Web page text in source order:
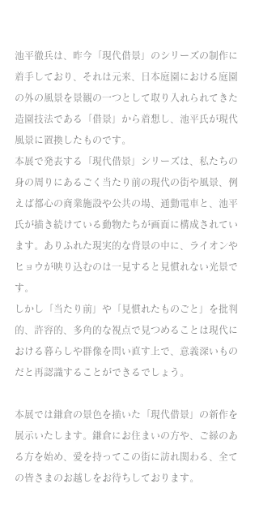
池平徹兵は、昨今「現代借景」のシリーズの制作に
着手しており、それは元来、日本庭園における庭園
の外の風景を景観の一つとして取り入れられてきた
造園技法である「借景」から着想し、池平氏が現代
風景に置換したものです。
本展で発表する「現代借景」シリーズは、私たちの
身の周りにあるごく当たり前の現代の街や風景、例
えば都心の商業施設や公共の場、通勤電車と、池平
氏が描き続けている動物たちが画面に構成されてい
ます。ありふれた現実的な背景の中に、ライオンや
ヒョウが映り込むのは一見すると見慣れない光景で
す。
しかし「当たり前」や「見慣れたものごと」を批判
的、許容的、多角的な視点で見つめることは現代に
おける暮らしや群像を問い直す上で、意義深いもの
だと再認識することができるでしょう。
本展では鎌倉の景色を描いた「現代借景」の新作を
展示いたします。鎌倉にお住まいの方や、ご縁のあ
る方を始め、愛を持ってこの街に訪れ関わる、全て
の皆さまのお越しをお待ちしております。